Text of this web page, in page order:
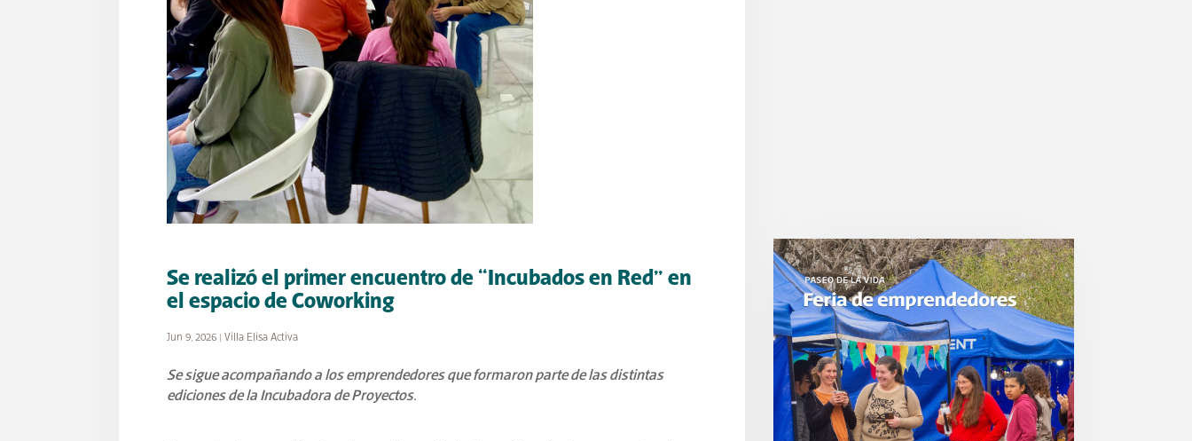
Se realizó el primer encuentro de “Incubados en Red” en
el espacio de Coworking
Jun 9, 2026 |Villa Elisa Activa
Se sigue acompañando a los emprendedores que formaron parte de las distintas
ediciones de la Incubadora de Proyectos.